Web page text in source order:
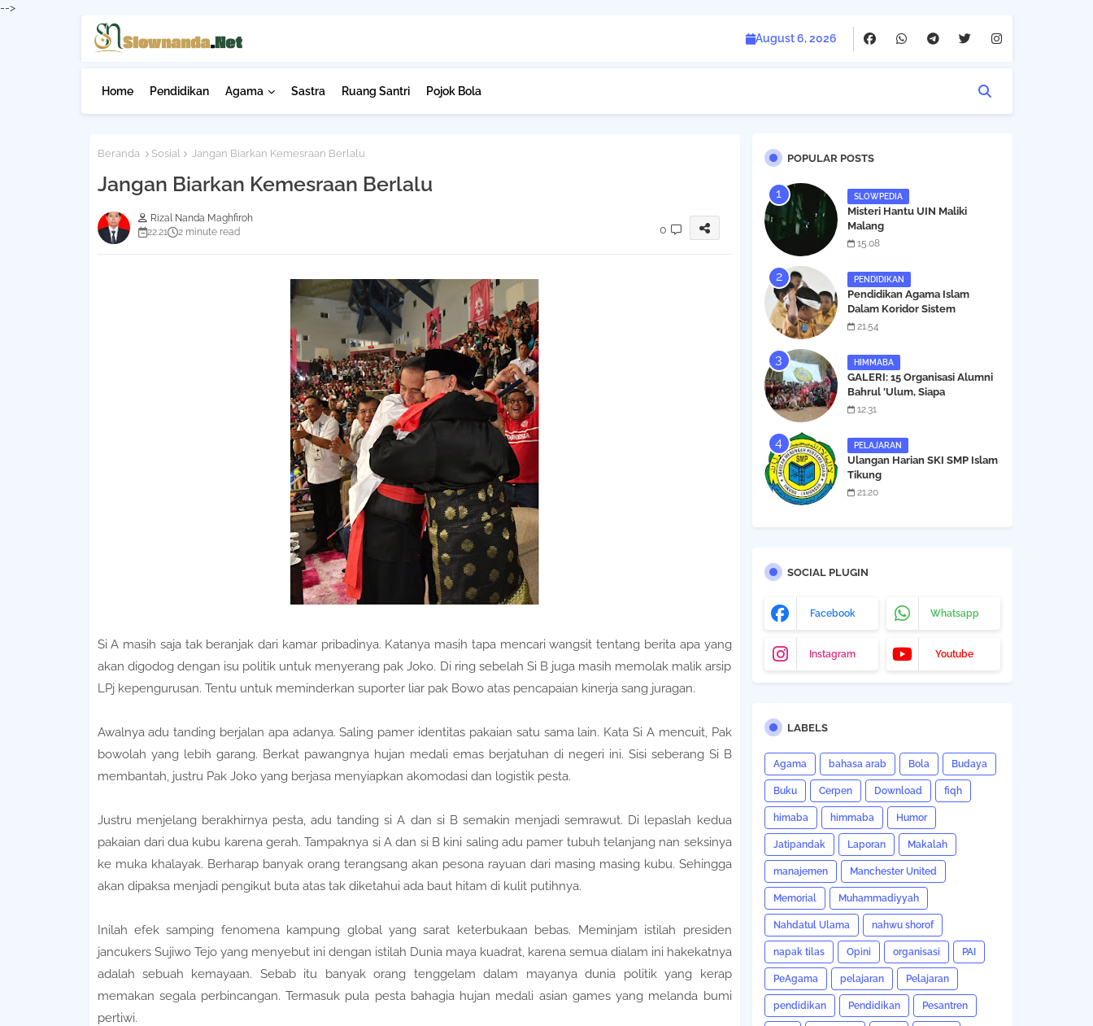
-->
August 6, 2026
Home Pendidikan Agama Sastra Ruang Santri Pojok Bola
Beranda Sosial Jangan Biarkan Kemesraan Berlalu
Jangan Biarkan Kemesraan Berlalu
Rizal Nanda Maghfiroh
22.21
2 minute read 0
Si A masih saja tak beranjak dari kamar pribadinya. Katanya masih tapa mencari wangsit tentang berita apa yang
akan digodog dengan isu politik untuk menyerang pak Joko. Di ring sebelah Si B juga masih memolak malik arsip
LPj kepengurusan. Tentu untuk meminderkan suporter liar pak Bowo atas pencapaian kinerja sang juragan.
Awalnya adu tanding berjalan apa adanya. Saling pamer identitas pakaian satu sama lain. Kata Si A mencuit, Pak
bowolah yang lebih garang. Berkat pawangnya hujan medali emas berjatuhan di negeri ini. Sisi seberang Si B
membantah, justru Pak Joko yang berjasa menyiapkan akomodasi dan logistik pesta.
Justru menjelang berakhirnya pesta, adu tanding si A dan si B semakin menjadi semrawut. Di lepaslah kedua
pakaian dari dua kubu karena gerah. Tampaknya si A dan si B kini saling adu pamer tubuh telanjang nan seksinya
ke muka khalayak. Berharap banyak orang terangsang akan pesona rayuan dari masing masing kubu. Sehingga
akan dipaksa menjadi pengikut buta atas tak diketahui ada baut hitam di kulit putihnya.
Inilah efek samping fenomena kampung global yang sarat keterbukaan bebas. Meminjam istilah presiden
jancukers Sujiwo Tejo yang menyebut ini dengan istilah Dunia maya kuadrat, karena semua dialam ini hakekatnya
adalah sebuah kemayaan. Sebab itu banyak orang tenggelam dalam mayanya dunia politik yang kerap
memakan segala perbincangan. Termasuk pula pesta bahagia hujan medali asian games yang melanda bumi
pertiwi.
POPULAR POSTS
SLOWPEDIA
Misteri Hantu UIN Maliki
Malang
15.08
PENDIDIKAN
Pendidikan Agama Islam
Dalam Koridor Sistem
Pendidikan Nasional
21.54
HIMMABA
GALERI: 15 Organisasi Alumni
Bahrul 'Ulum, Siapa
Berikutnya ?
12.31
PELAJARAN
Ulangan Harian SKI SMP Islam
Tikung
21.20
SOCIAL PLUGIN
Facebook Whatsapp
Instagram Youtube
LABELS
Agama bahasa arab Bola Budaya
Buku Cerpen Download fiqh
himaba himmaba Humor
Jatipandak Laporan Makalah
manajemen Manchester United
Memorial Muhammadiyyah
Nahdatul Ulama nahwu shorof
napak tilas Opini organisasi PAI
PeAgama pelajaran Pelajaran
pendidikan Pendidikan Pesantren